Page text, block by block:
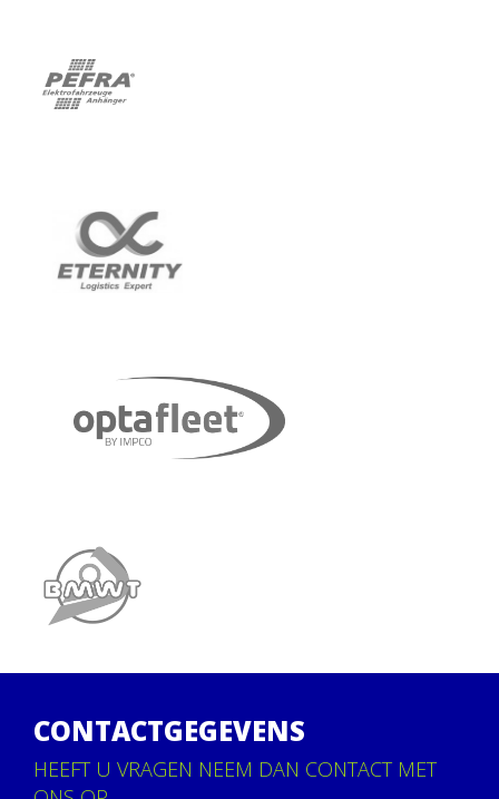
CONTACTGEGEVENS
HEEFT U VRAGEN NEEM DAN CONTACT MET